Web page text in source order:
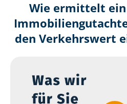
Wie ermittelt
den Verkehrswert